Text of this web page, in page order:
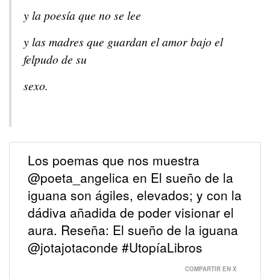
y la poesía que no se lee
y las madres que guardan el amor bajo el
felpudo de su
sexo.
Los poemas que nos muestra
@poeta_angelica en El sueño de la
iguana son ágiles, elevados; y con la
dádiva añadida de poder visionar el
aura. Reseña: El sueño de la iguana
@jotajotaconde #UtopíaLibros
COMPARTIR EN X